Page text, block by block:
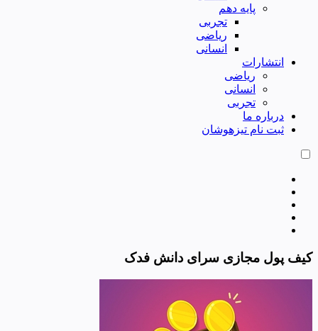
پایه دهم
تجربی
ریاضی
انسانی
انتشارات
ریاضی
انسانی
تجربی
درباره ما
ثبت نام تیزهوشان
کیف پول مجازی سرای دانش فدک